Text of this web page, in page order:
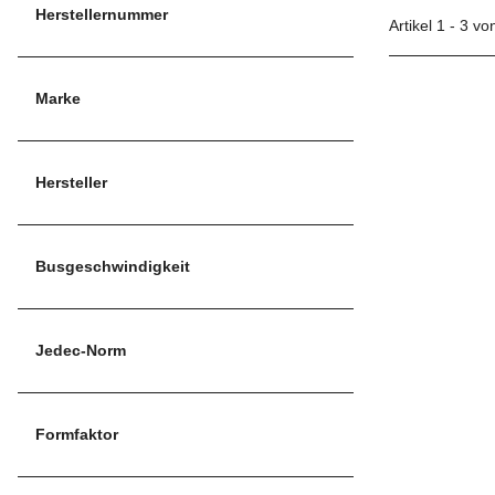
Artikel 1 - 3
Herstellernummer
Marke
Hersteller
Busgeschwindigkeit
Jedec-Norm
Formfaktor